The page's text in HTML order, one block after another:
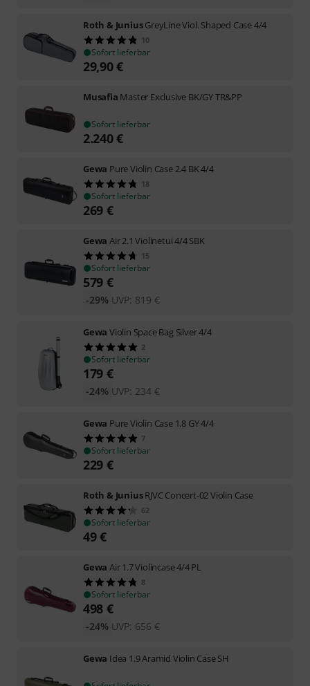
Roth & JuniusGreyLine Viol. Shaped Case 4/4
10
Sofort lieferbar
29,90€
Musafia Master Exclusive BK/GY TR&PP
Sofort lieferbar
2.240€
Gewa Pure Violin Case 2.4 BK 4/4
18
Sofort lieferbar
269 €
Gewa Air 2.1 Violinetui 4/4 SBK
15
Sofort lieferbar
579 €
UVP: 819 €
-29%
Gewa Violin Space Bag Silver 4/4
2
Sofort lieferbar
179 €
UVP: 234 €
-24%
Gewa Pure Violin Case 1.8 GY 4/4
7
Sofort lieferbar
229 €
Roth & JuniusRJVC Concert-02 Violin Case
62
Sofort lieferbar
49€
Gewa Air 1.7 Violincase 4/4 PL
8
Sofort lieferbar
498 €
UVP: 656 €
-24%
Gewa Idea 1.9 Aramid Violin Case SH